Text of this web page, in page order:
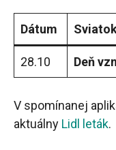
Dátum
28.10 Deň
V spomínanej
aktuálny Lidl leták.